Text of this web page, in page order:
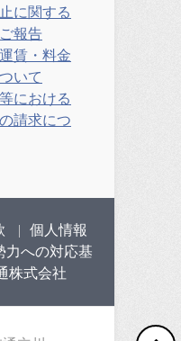
に関する
報告
賃・料金
いて
における
請求につ
個人情報
力への対応基
株式会社